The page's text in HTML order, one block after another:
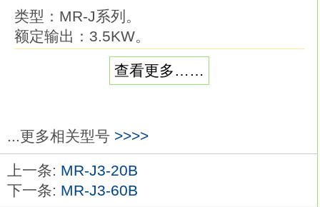
类型：MR-J系列。
额定输出：3.5KW。
适用电机系列：HA-FF,HA-SE。
电压：三相AC220V。
但对于提高位置控制的精度没有直接效果。
当然也有采用类似于螺距补偿一样的软件补
偿，
可以提高单圈的物理分辨率，从而实际提高
查看更多……
...更多相关型号 >>>>
上一条: MR-J3-20B
下一条: MR-J3-60B